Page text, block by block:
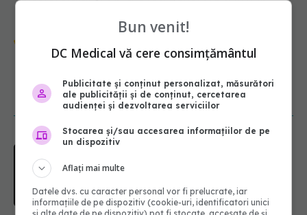
Urmărește-ne și pe Google News -
abonează‑te!
NOUTĂȚI
prevenție
07.08.2026, 20:09
Bun venit!
DC Medical vă cere consimțământul
Publicitate și conținut personalizat, măsurători
ale publicității și de conținut, cercetarea
audienței și dezvoltarea serviciilor
Stocarea și/sau accesarea informațiilor de pe
un dispozitiv
Aflați mai multe
Datele dvs. cu caracter personal vor fi prelucrate, iar
informațiile de pe dispozitiv (cookie-uri, identificatori unici